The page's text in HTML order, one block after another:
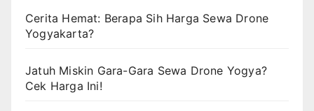
Cerita Hemat: Berapa Sih Harga Sewa Drone
Yogyakarta?
Jatuh Miskin Gara-Gara Sewa Drone Yogya?
Cek Harga Ini!